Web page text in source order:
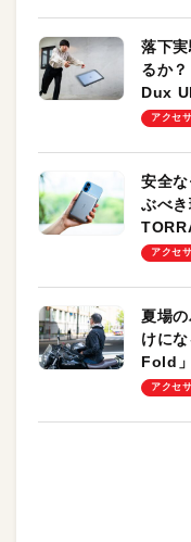
落下
るか
Dux
のモ
アクセ
安全
ぶべき
ーも
アクセ
夏場
けに
Fold
却プレ
アクセ